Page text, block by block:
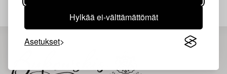
Hylkää ei-välttämättömät
Asetukset